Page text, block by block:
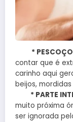
*
contar que é
carinho aqui
beijos,
* PARTE
muito próxima
ser ignorada